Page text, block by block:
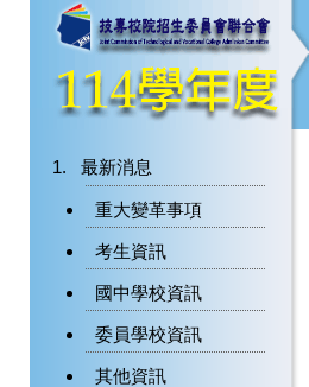
最新消息
重大變革事項
考生資訊
國中學校資訊
委員學校資訊
其他資訊